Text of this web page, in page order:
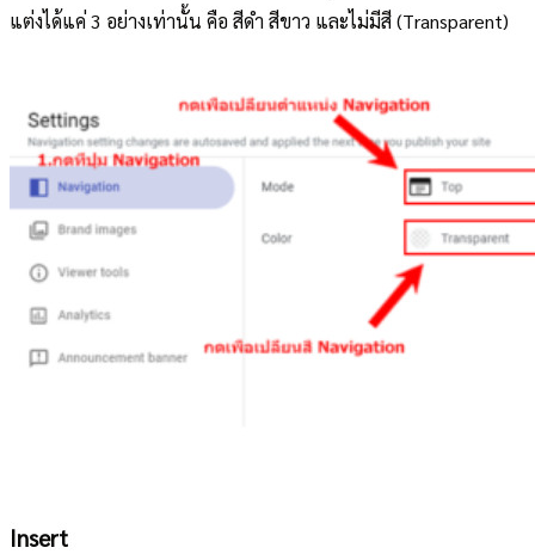
แต่งได้แค่ 3 อย่างเท่านั้น คือ สีดำ สีขาว และไม่มีสี (Transparent)
Insert